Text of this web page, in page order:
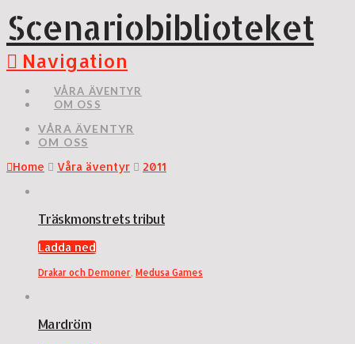
Scenariobiblioteket
Navigation
VÅRA ÄVENTYR
OM OSS
VÅRA ÄVENTYR
OM OSS
Home
Våra äventyr 2011
Träskmonstrets tribut
Ladda ned
Drakar och Demoner Medusa Games
Mardröm